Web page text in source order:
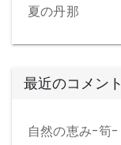
夏の丹那
最近のコメント
自然の恵み-筍-